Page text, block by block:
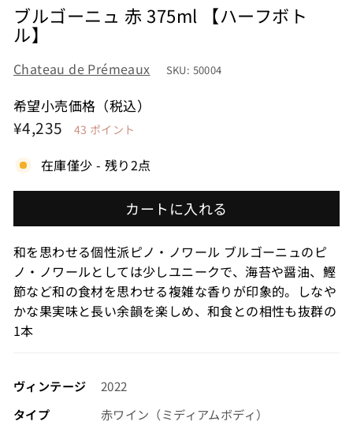
ブルゴーニュ 赤 375ml 【ハーフボト
ル】
Chateau de Prémeaux SKU: 50004
希望小売価格（税込）
希
小
売
価
格
（税
込）
¥4,235 ¥4,235
43 ポイント
在庫僅少 - 残り2点
カートに入れる
和を思わせる個性派ピノ・ノワール ブルゴーニュのピ
ノ・ノワールとしては少しユニークで、海苔や醤油、鰹
節など和の食材を思わせる複雑な香りが印象的。しなや
かな果実味と長い余韻を楽しめ、和食との相性も抜群の
1本
ヴィンテージ
2022
タイプ
赤ワイン（ミディアムボディ）